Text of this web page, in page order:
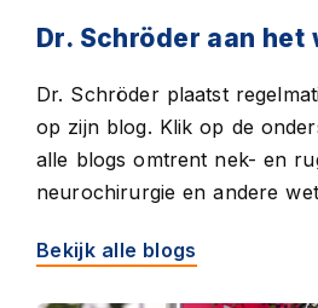
Dr. Schröder aan het
Dr. Schröder plaatst
op zijn blog. Klik op de
alle blogs omtrent nek- en
neurochirurgie en andere
Bekijk alle blogs